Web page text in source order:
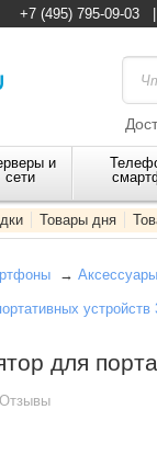
+7 (495) 795-09-03
и
сети
Товары дня
→
устройств
для
Отзывы